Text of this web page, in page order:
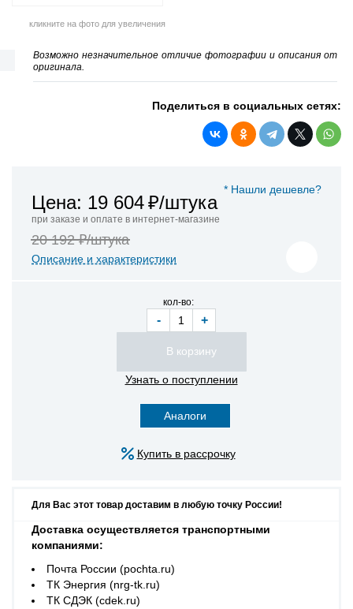
кликните на фото для увеличения
Возможно незначительное отличие фотографии и описания от
оригинала.
Поделиться в социальных сетях:
* Нашли дешевле?
Цена: 19 604₽/штука
при заказе и оплате в интернет-магазине
20 192 ₽/штука
Описание и характеристики
кол-во:
- +
Узнать о поступлении
Аналоги
Купить в рассрочку
Для Вас этот товар доставим в любую точку России!
Доставка осуществляется транспортными
компаниями:
Почта России (pochta.ru)
ТК Энергия (nrg-tk.ru)
ТК СДЭК (cdek.ru)